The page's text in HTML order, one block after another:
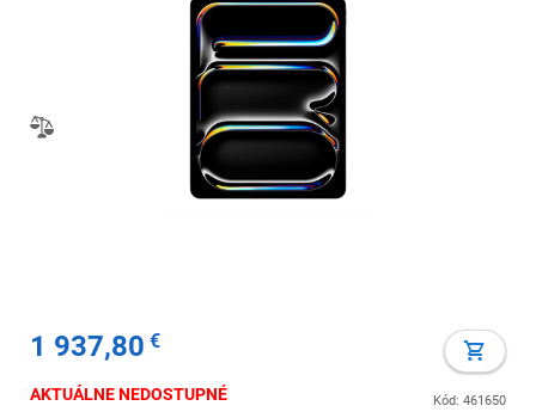
1 937,80 €
Kód: 461650
AKTUÁLNE NEDOSTUPNÉ